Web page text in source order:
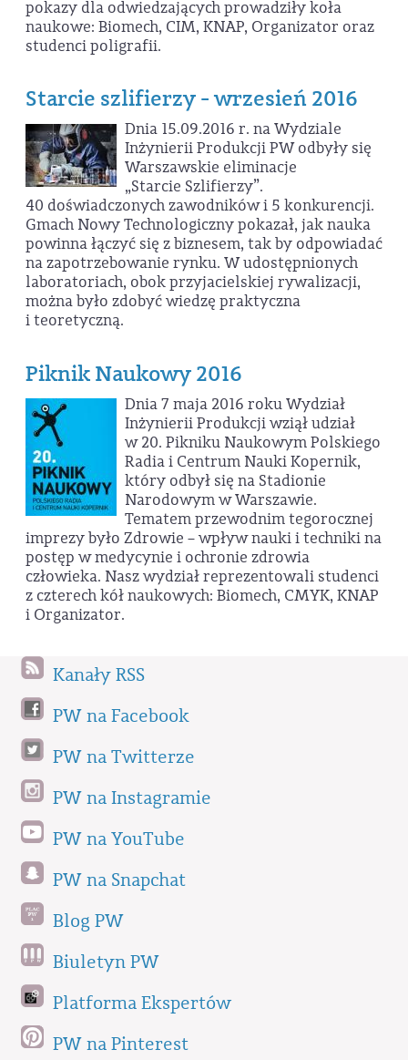
pokazy dla odwiedzających prowadziły koła
naukowe: Biomech, CIM, KNAP, Organizator oraz
studenci poligrafii.
Starcie szlifierzy - wrzesień 2016
Dnia 15.09.2016 r. na Wydziale
Inżynierii Produkcji PW odbyły się
Warszawskie eliminacje
„Starcie Szlifierzy”.
40 doświadczonych zawodników i 5 konkurencji.
Gmach Nowy Technologiczny pokazał, jak nauka
powinna łączyć się z biznesem, tak by odpowiadać
na zapotrzebowanie rynku. W udostępnionych
laboratoriach, obok przyjacielskiej rywalizacji,
można było zdobyć wiedzę praktyczna
i teoretyczną.
Piknik Naukowy 2016
Dnia 7 maja 2016 roku Wydział
Inżynierii Produkcji wziął udział
w 20. Pikniku Naukowym Polskiego
Radia i Centrum Nauki Kopernik,
który odbył się na Stadionie
Narodowym w Warszawie.
Tematem przewodnim tegorocznej
imprezy było Zdrowie – wpływ nauki i techniki na
postęp w medycynie i ochronie zdrowia
człowieka. Nasz wydział reprezentowali studenci
z czterech kół naukowych: Biomech, CMYK, KNAP
i Organizator.
Kanały RSS
PW na Facebook
PW na Twitterze
PW na Instagramie
PW na YouTube
PW na Snapchat
Blog PW
Biuletyn PW
Platforma Ekspertów
PW na Pinterest